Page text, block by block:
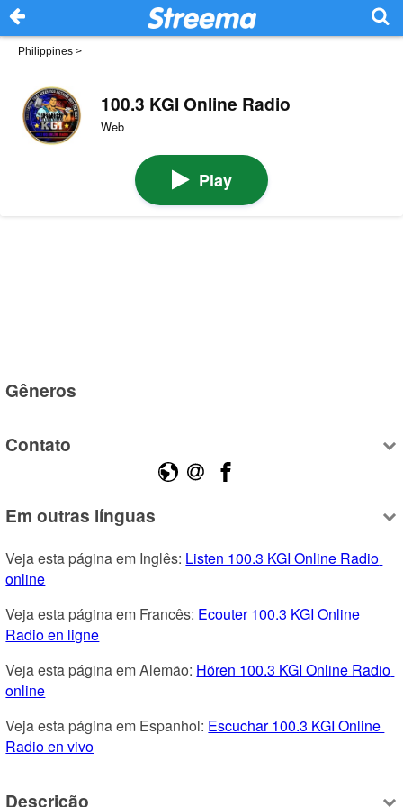
Philippines >
100.3 KGI Online Radio
Web
Play
Gêneros
Contato
Em outras línguas
Veja esta página em Inglês: Listen 100.3 KGI Online Radio
online
Veja esta página em Francês: Ecouter 100.3 KGI Online
Radio en ligne
Veja esta página em Alemão: Hören 100.3 KGI Online Radio
online
Veja esta página em Espanhol: Escuchar 100.3 KGI Online
Radio en vivo
Descrição